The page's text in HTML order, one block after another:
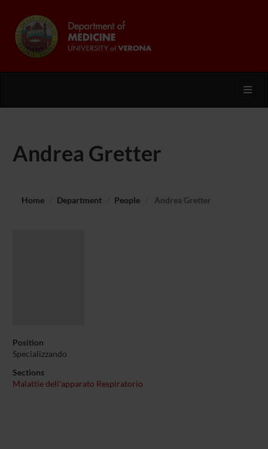
Andrea Gretter
Home Department People Andrea Gretter
Position
Specializzando
Sections
Malattie dell'apparato Respiratorio